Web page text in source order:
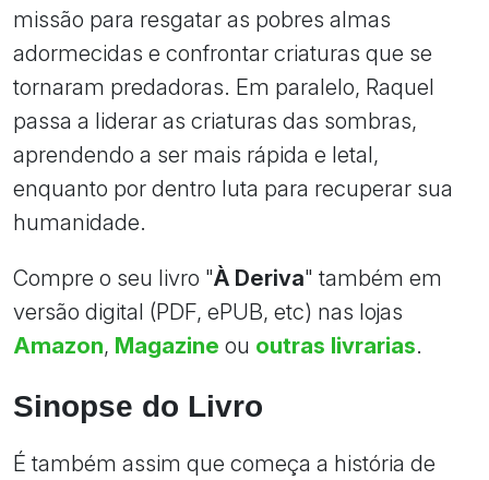
missão para resgatar as pobres almas
adormecidas e confrontar criaturas que se
tornaram predadoras. Em paralelo, Raquel
passa a liderar as criaturas das sombras,
aprendendo a ser mais rápida e letal,
enquanto por dentro luta para recuperar sua
humanidade.
Compre o seu livro "À Deriva" também em
versão digital (PDF, ePUB, etc) nas lojas
Amazon, Magazine ou outras livrarias.
Sinopse do Livro
É também assim que começa a história de